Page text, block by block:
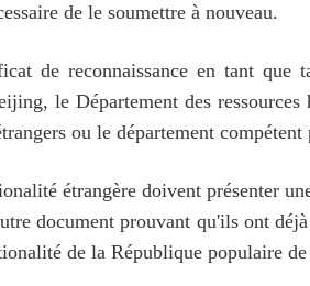
de le soumettre à nouveau.
de reconnaissance en tant que
le Département des
ou le département
étrangère doivent présenter
document prouvant qu'ils ont
de la République populaire